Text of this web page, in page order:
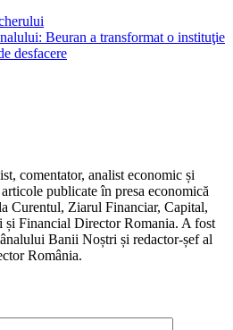
Beuran a transformat o instituţie
desfacere
comentator, analist economic și
publicate în presa economică
Curentul, Ziarul Financiar, Capital,
Financial Director Romania. A fost
Banii Noștri și redactor-șef al
România.